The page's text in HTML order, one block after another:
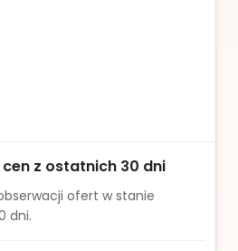
z ostatnich 30 dni
ofert w stanie
dni.